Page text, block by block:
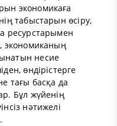
экономикаға
табыстарын өсіру,
ресурстарымен
экономиканың
несие
өндірістерге
тағы басқа да
Бұл жүйенің
нәтижелі